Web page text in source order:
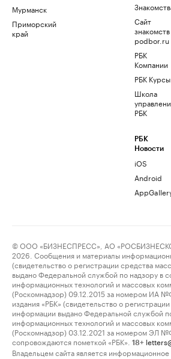
Мурманск
Приморский
край
Сайт
знакомств
podbor.ru
РБК
Компании
РБК Курсы
Школа
РБК
РБК
Новости
iOS
Android
© ООО «БИЗНЕСПРЕСС», АО
2026. Сообщения и материалы
(свидетельство о регистрации средства
выдано Федеральной службой по надзору в
информационных технологий и массовых
(Роскомнадзор) 09.12.2015 за номером ИА
издания «РБК» (свидетельство о
информации выдано Федеральной службой
информационных технологий и массовых
(Роскомнадзор) 03.12.2021 за номером ЭЛ
сопровождаются пометкой «РБК».
18+
Владельцем сайта является информационное